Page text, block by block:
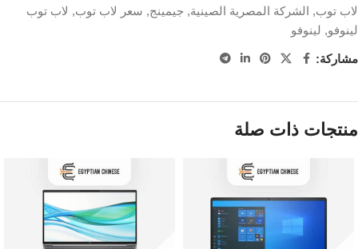
لاب توب, الشركة المصرية الصينية, جيمينج, سعر لاب توب, لاب توب
لينوفو, لينوفو
مشاركة:
منتجات ذات صلة